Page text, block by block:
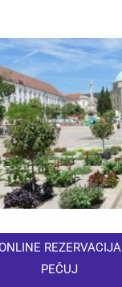
REZERVACIJA
PEČUJ